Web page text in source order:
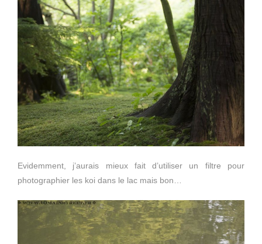
Evidemment, j’aurais mieux fait d’utiliser un filtre pour
photographier les koi dans le lac mais bon…